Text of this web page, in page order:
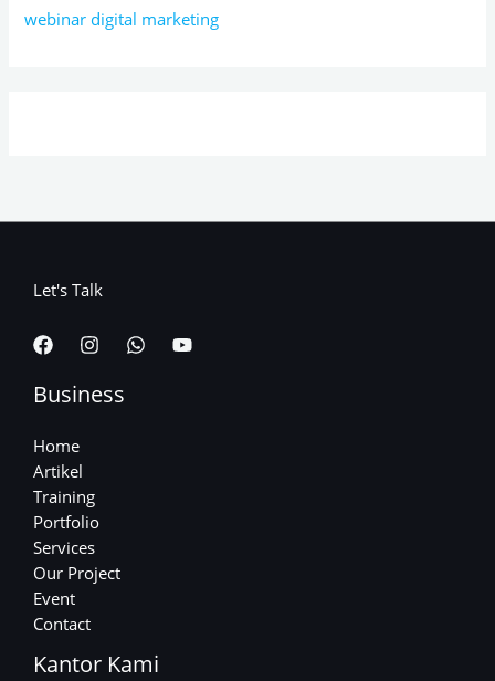
webinar digital marketing
Let's Talk
Business
Home
Artikel
Training
Portfolio
Services
Our Project
Event
Contact
Kantor Kami